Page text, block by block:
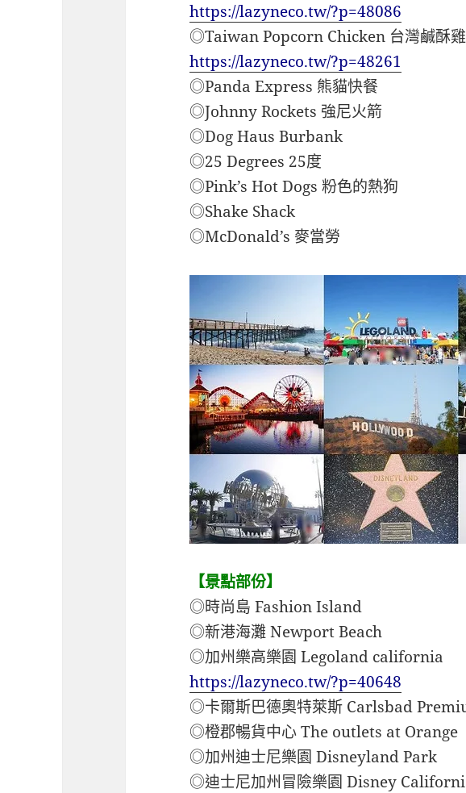
https://lazyneco.tw/?p=48086
◎Taiwan Popcorn Chicken 台灣鹹酥雞
https://lazyneco.tw/?p=48261
◎Panda Express 熊貓快餐
◎Johnny Rockets 強尼火箭
◎Dog Haus Burbank
◎25 Degrees 25度
◎Pink’s Hot Dogs 粉色的熱狗
◎Shake Shack
◎McDonald’s 麥當勞
【景點部份】
◎時尚島 Fashion Island
◎新港海灘 Newport Beach
◎加州樂高樂園 Legoland california
https://lazyneco.tw/?p=40648
◎卡爾斯巴德奧特萊斯 Carlsbad
◎橙郡暢貨中心 The outlets at Orange
◎加州迪士尼樂園 Disneyland Park
◎迪士尼加州冒險樂園 Disney